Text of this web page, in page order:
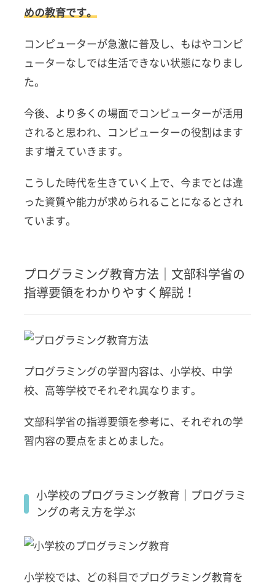
や自
己表
行え
るよ
うに
の教
育
プロ
ミン
グ教
育方
法｜
指導
要領
をわ
く解
2.1
小学校
ング教
育｜プ
方を学
ぶ
のプロ
ング教
めの教育です。
コンピューターが急激に普及し、もはやコンピ
ューターなしでは生活できない状態になりまし
た。
今後、より多くの場面でコンピューターが活用
されると思われ、コンピューターの役割はます
ます増えていきます。
こうした時代を生きていく上で、今までとは違
った資質や能力が求められることになるとされ
ています。
プログラミング教育方法｜文部科学省の
指導要領をわかりやすく解説！
プログラミングの学習内容は、小学校、中学
校、高等学校でそれぞれ異なります。
文部科学省の指導要領を参考に、それぞれの学
習内容の要点をまとめました。
小学校のプログラミング教育｜プログラミ
ングの考え方を学ぶ
小学校では、どの科目でプログラミング教育を